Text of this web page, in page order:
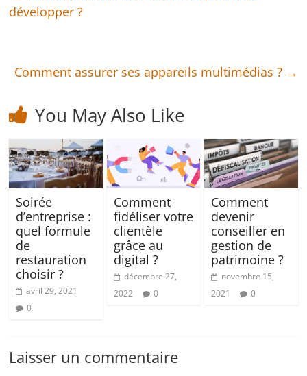
développer ?
Comment assurer ses appareils multimédias ? →
You May Also Like
Soirée
d’entreprise :
quel formule
de
restauration
choisir ?
avril 29, 2021
0
Comment
fidéliser votre
clientèle
grâce au
digital ?
décembre 27,
2022
0
Comment
devenir
conseiller en
gestion de
patrimoine ?
novembre 15,
2021
0
Laisser un commentaire